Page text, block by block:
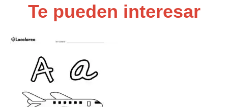
Te pueden interesar